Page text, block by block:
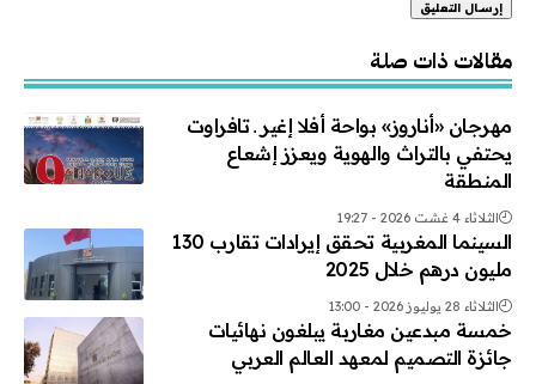
مقالات ذات صلة
مهرجان «أناروز» بواحة أفلا إغير ـ تافراوت
يحتفي بالتراث والهوية ويعزز إشعاع
المنطقة
الثلاثاء 4 غشت 2026 - 19:27
السينما المغربية تحقق إيرادات تقارب 130
مليون درهم خلال 2025
الثلاثاء 28 يوليوز 2026 - 13:00
خمسة مبدعين مغاربة يبلغون نهائيات
جائزة التصميم لمعهد العالم العربي